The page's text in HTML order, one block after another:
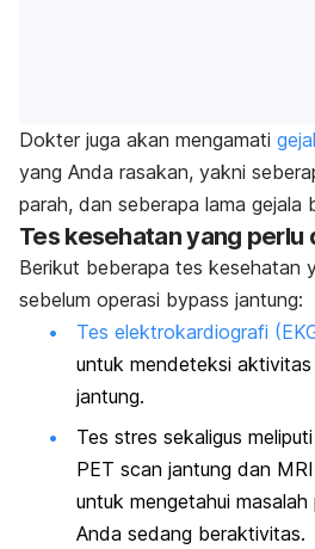
Dokter juga akan mengamati
yang Anda rasakan, yakni
parah, dan seberapa lama gejala
Tes kesehatan yang perlu
Berikut beberapa tes kesehatan
sebelum operasi bypass jantung:
Tes elektrokardiografi
untuk mendeteksi
jantung.
Tes stres sekaligus
PET scan jantung dan
untuk mengetahui
Anda sedang beraktivitas.